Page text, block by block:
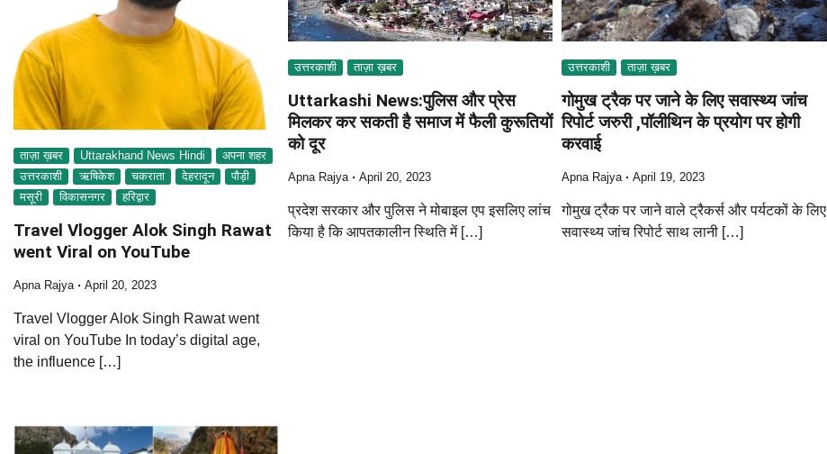
ताज़ा ख़बर Uttarakhand News Hindi
अपना शहर
उत्तरकाशी
ऋषिकेश चकराता देहरादून
पौड़ी
मसूरी
विकासनगर हरिद्वार
Travel Vlogger Alok Singh Rawat
went Viral on YouTube
Apna Rajya April 20, 2023
Travel Vlogger Alok Singh Rawat went
viral on YouTube In today’s digital age,
the influence […]
उत्तरकाशी ताज़ा ख़बर
Uttarkashi News:पुलिस और प्रेस
मिलकर कर सकती है समाज में फैली कुरूतियों
को दूर
Apna Rajya April 20, 2023
प्रदेश सरकार और पुलिस ने मोबाइल एप इसलिए लांच
किया है कि आपतकालीन स्थिति में […]
उत्तरकाशी ताज़ा ख़बर
गोमुख ट्रैक पर जाने के लिए सवास्थ्य जांच
रिपोर्ट जरुरी ,पॉलीथिन के प्रयोग पर होगी
करवाई
Apna Rajya April 19, 2023
गोमुख ट्रैक पर जाने वाले ट्रैकर्स और पर्यटकों के लिए
सवास्थ्य जांच रिपोर्ट साथ लानी […]